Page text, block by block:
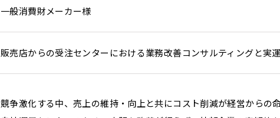
一般消費財メーカー様
販売店からの受注センターにおける業務改善コンサルティングと実
競争激化する中、売上の維持・向上と共にコスト削減が経営からの